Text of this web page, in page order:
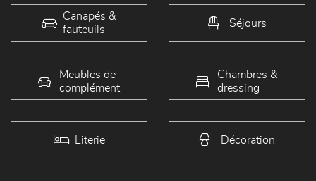
Canapés &
fauteuils
Séjours
Meubles de
complément
Chambres &
dressing
Literie Décoration